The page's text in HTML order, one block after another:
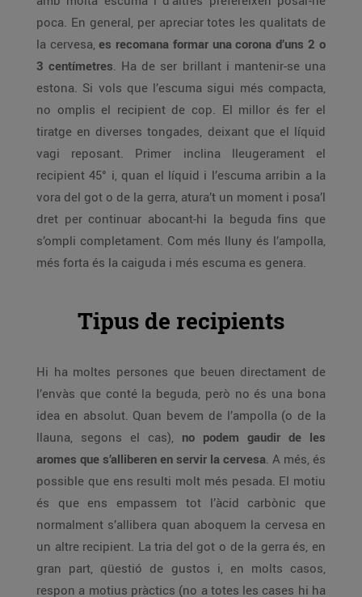
poca. En general, per apreciar totes les qualitats de
la cervesa, es recomana formar una corona d’uns 2 o
3 centímetres. Ha de ser brillant i mantenir-se una
estona. Si vols que l’escuma sigui més compacta,
no omplis el recipient de cop. El millor és fer el
tiratge en diverses tongades, deixant que el líquid
vagi reposant. Primer inclina lleugerament el
recipient 45° i, quan el líquid i l’escuma arribin a la
vora del got o de la gerra, atura’t un moment i posa’l
dret per continuar abocant-hi la beguda fins que
s’ompli completament. Com més lluny és l’ampolla,
més forta és la caiguda i més escuma es genera.
Tipus de recipients
Hi ha moltes persones que beuen directament de
l’envàs que conté la beguda, però no és una bona
idea en absolut. Quan bevem de l’ampolla (o de la
llauna, segons el cas), no podem gaudir de les
aromes que s’alliberen en servir la cervesa. A més, és
possible que ens resulti molt més pesada. El motiu
és que ens empassem tot l’àcid carbònic que
normalment s’allibera quan aboquem la cervesa en
un altre recipient. La tria del got o de la gerra és, en
gran part, qüestió de gustos i, en molts casos,
respon a motius pràctics (no a totes les cases hi ha